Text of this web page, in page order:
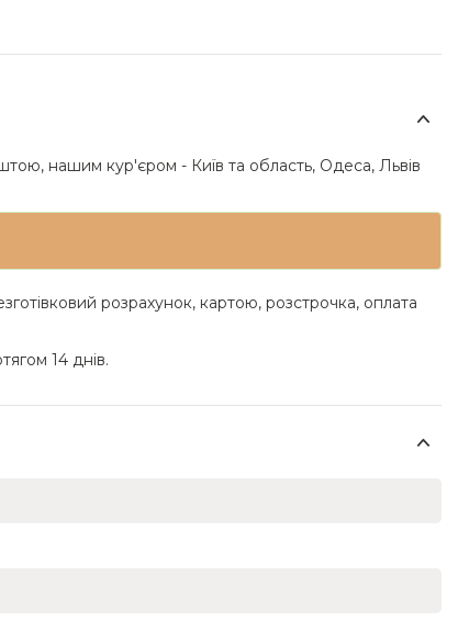
нашим кур'єром - Київ та область, Одеса, Львів
розрахунок, картою, розстрочка, оплата
14 днів.